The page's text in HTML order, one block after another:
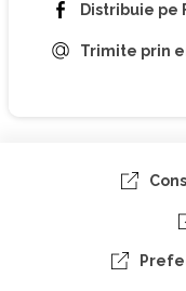
Distribuie pe
Trimite prin